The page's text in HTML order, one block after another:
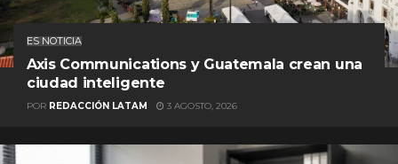
ES NOTICIA
Axis Communications y Guatemala crean una
ciudad inteligente
POR REDACCIÓN LATAM 3 AGOSTO, 2026